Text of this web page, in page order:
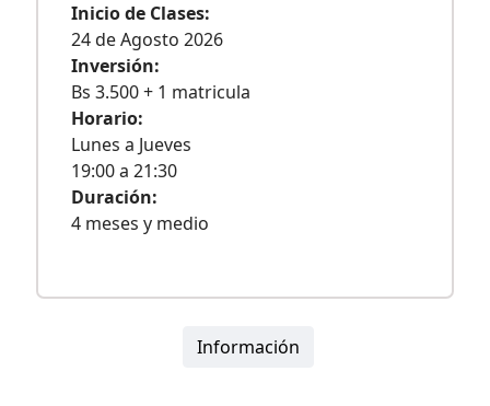
Inicio de Clases:
24 de Agosto 2026
Inversión:
Bs 3.500 + 1 matricula
Horario:
Lunes a Jueves
19:00 a 21:30
Duración:
4 meses y medio
Información